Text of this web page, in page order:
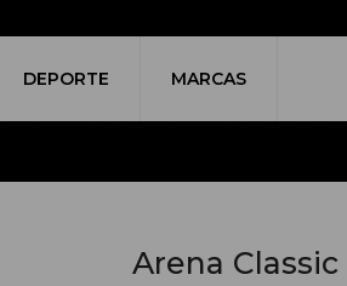
DEPORTE MARCAS
Arena